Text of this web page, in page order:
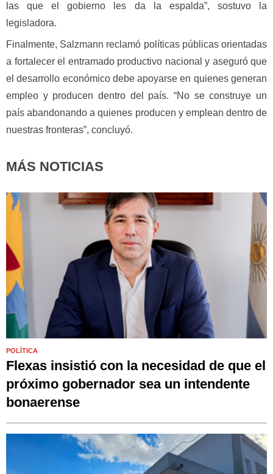
las que el gobierno les da la espalda”, sostuvo la
legisladora.
Finalmente, Salzmann reclamó políticas públicas orientadas
a fortalecer el entramado productivo nacional y aseguró que
el desarrollo económico debe apoyarse en quienes generan
empleo y producen dentro del país. “No se construye un
país abandonando a quienes producen y emplean dentro de
nuestras fronteras”, concluyó.
MÁS NOTICIAS
POLÍTICA
Flexas insistió con la necesidad de que el
próximo gobernador sea un intendente
bonaerense